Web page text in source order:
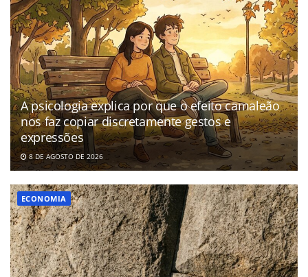
A psicologia explica por que o efeito camaleão
nos faz copiar discretamente gestos e
expressões
8 DE AGOSTO DE 2026
ECONOMIA